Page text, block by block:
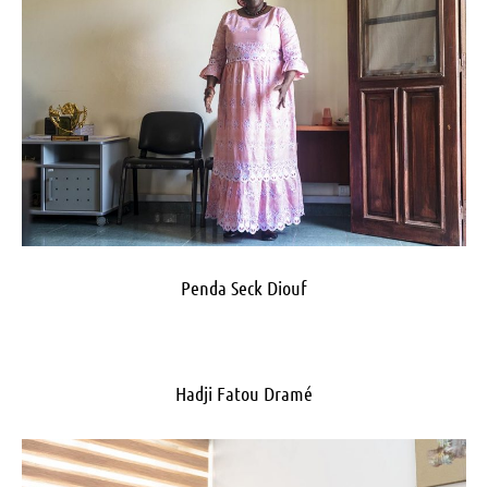
Penda Seck Diouf
Hadji Fatou Dramé